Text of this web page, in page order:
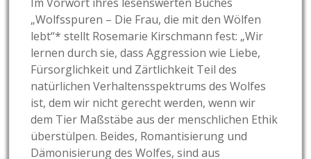
„Wolfsspuren – Die Frau, die mit den Wölfen
lebt“* stellt Rosemarie Kirschmann fest: „Wir
lernen durch sie, dass Aggression wie Liebe,
Fürsorglichkeit und Zärtlichkeit Teil des
natürlichen Verhaltensspektrums des Wolfes
ist, dem wir nicht gerecht werden, wenn wir
dem Tier Maßstäbe aus der menschlichen Ethik
überstülpen. Beides, Romantisierung und
Dämonisierung des Wolfes, sind aus